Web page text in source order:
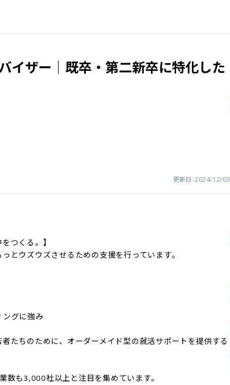
イザー｜既卒・第二新卒に特化した
更新日: 2024/12/03
つくる。】
とウズウズさせるための支援を行っています。
ングに強み
たちのために、オーダーメイド型の就活サポートを提供する
数も3,000社以上と注目を集めています。